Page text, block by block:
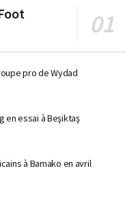
pro de Wydad
en essai à Beşiktaş
à Bamako en avril